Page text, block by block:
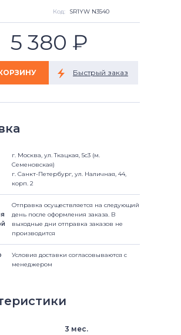
Код: SR1YW N3540
5 380 ₽
г. Москва, ул. Ткацкая, 5с3 (м.
Семеновская)
г. Санкт-Петербург, ул. Наличная, 44,
корп. 2
Отправка осуществляется на следующий
день после оформления заказа. В
выходные дни отправка заказов не
производится
Условия доставки согласовываются с
менеджером
3 мес.